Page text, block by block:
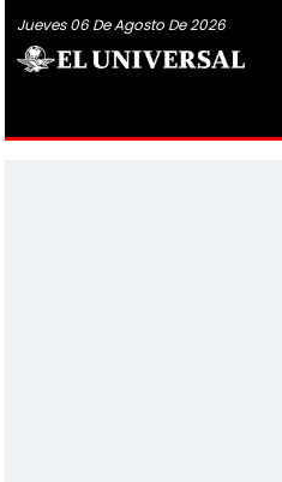
Jueves 06 De Agosto De 2026